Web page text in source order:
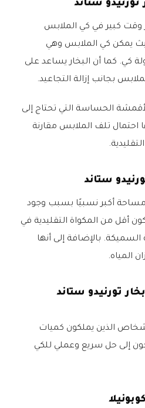
ستاند
وقت كبير في كي الملابس
حيث يمكن كي الملابس وهي
كي. كما أن البخار يساعد على
بجانب إزالة التجاعيد.
الحساسة التي تحتاج إلى
احتمال تلف الملابس مقارنة
ستاند
مساحة أكبر نسبيًا بسبب وجود
أقل من المكواة التقليدية في
بالإضافة إلى أنها
المياه.
تورنيدو ستاند
الذين يملكون كميات
إلى حل سريع وعملي للكي